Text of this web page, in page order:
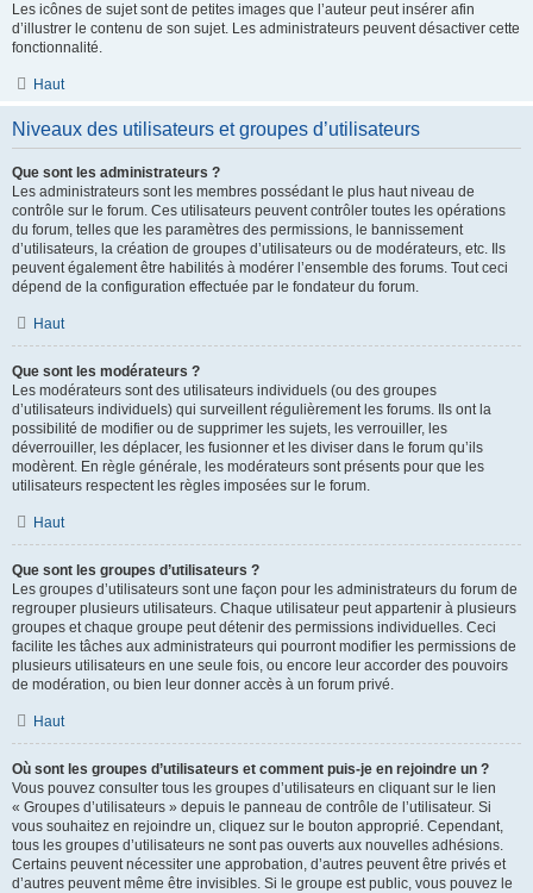
Les icônes de sujet sont de petites images que l’auteur peut insérer afin
d’illustrer le contenu de son sujet. Les administrateurs peuvent désactiver cette
fonctionnalité.
Haut
Niveaux des utilisateurs et groupes d’utilisateurs
Que sont les administrateurs ?
Les administrateurs sont les membres possédant le plus haut niveau de
contrôle sur le forum. Ces utilisateurs peuvent contrôler toutes les opérations
du forum, telles que les paramètres des permissions, le bannissement
d’utilisateurs, la création de groupes d’utilisateurs ou de modérateurs, etc. Ils
peuvent également être habilités à modérer l’ensemble des forums. Tout ceci
dépend de la configuration effectuée par le fondateur du forum.
Haut
Que sont les modérateurs ?
Les modérateurs sont des utilisateurs individuels (ou des groupes
d’utilisateurs individuels) qui surveillent régulièrement les forums. Ils ont la
possibilité de modifier ou de supprimer les sujets, les verrouiller, les
déverrouiller, les déplacer, les fusionner et les diviser dans le forum qu’ils
modèrent. En règle générale, les modérateurs sont présents pour que les
utilisateurs respectent les règles imposées sur le forum.
Haut
Que sont les groupes d’utilisateurs ?
Les groupes d’utilisateurs sont une façon pour les administrateurs du forum de
regrouper plusieurs utilisateurs. Chaque utilisateur peut appartenir à plusieurs
groupes et chaque groupe peut détenir des permissions individuelles. Ceci
facilite les tâches aux administrateurs qui pourront modifier les permissions de
plusieurs utilisateurs en une seule fois, ou encore leur accorder des pouvoirs
de modération, ou bien leur donner accès à un forum privé.
Haut
Où sont les groupes d’utilisateurs et comment puis-je en rejoindre un ?
Vous pouvez consulter tous les groupes d’utilisateurs en cliquant sur le lien
« Groupes d’utilisateurs » depuis le panneau de contrôle de l’utilisateur. Si
vous souhaitez en rejoindre un, cliquez sur le bouton approprié. Cependant,
tous les groupes d’utilisateurs ne sont pas ouverts aux nouvelles adhésions.
Certains peuvent nécessiter une approbation, d’autres peuvent être privés et
d’autres peuvent même être invisibles. Si le groupe est public, vous pouvez le